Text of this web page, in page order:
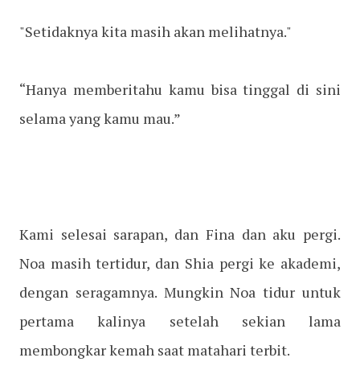
"Setidaknya kita masih akan melihatnya."
“Hanya memberitahu kamu bisa tinggal di sini
selama yang kamu mau.”
Kami selesai sarapan, dan Fina dan aku pergi.
Noa masih tertidur, dan Shia pergi ke akademi,
dengan seragamnya. Mungkin Noa tidur untuk
pertama kalinya setelah sekian lama
membongkar kemah saat matahari terbit.